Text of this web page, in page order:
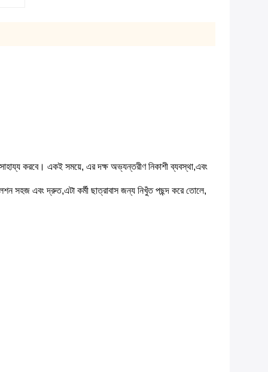
করবে। একই সময়ে, এর দক্ষ অভ্যন্তরীণ নিকাশী ব্যবস্থা,এবং
সহজ এবং দ্রুত,এটা কর্মী ছাত্রাবাস জন্য নিখুঁত পছন্দ করে তোলে,